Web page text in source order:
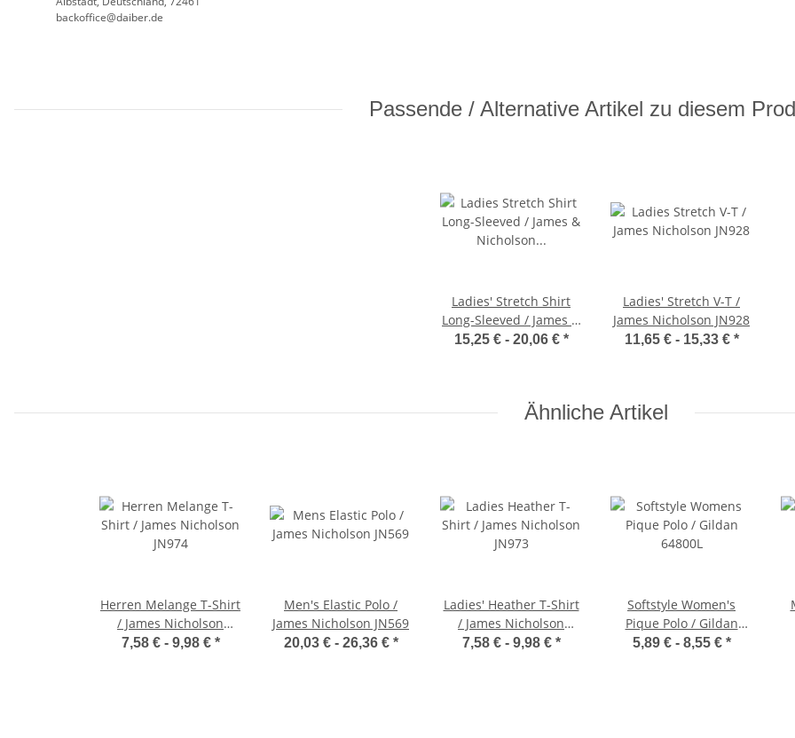
backoffice@daiber.de
Passende / Alternative Artikel zu diesem
Ladies' Stretch Shirt
Long-Sleeved / James &
Nicholson JN927
15,25 € - 20,06 € *
Ladies' Stretch V-T /
James Nicholson JN928
11,65 € - 15,33 € *
Ähnliche Artikel
Herren Melange T-Shirt
/ James Nicholson
JN974
7,58 € - 9,98 € *
Men's Elastic Polo /
James Nicholson JN569
20,03 € - 26,36 € *
Ladies' Heather T-Shirt
/ James Nicholson
JN973
7,58 € - 9,98 € *
Softstyle Women's
Pique Polo / Gildan
64800L
5,89 € - 8,55 € *